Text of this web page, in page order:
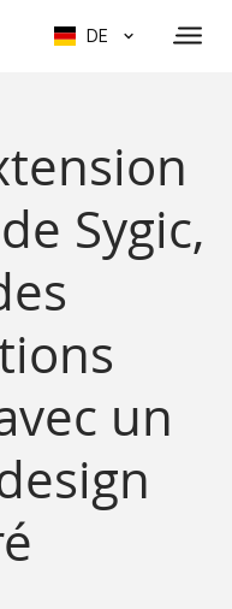
DE
Sygic,
un